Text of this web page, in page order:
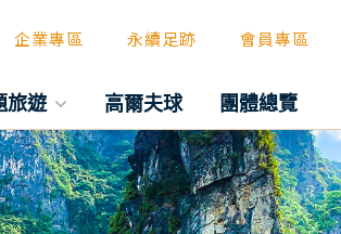
企業專區 永續足跡 會員專區
旅遊 高爾夫球 團體總覽